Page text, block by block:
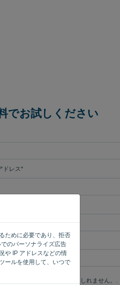
ために必要であり、拒否
のパーソナライズ広告
や IP アドレスなどの情
ールを使用して、いつで
でお試しください
ドレス*
製品アップデートを学ぶかもしれません。.